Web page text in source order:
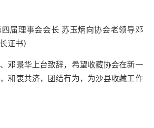
四届理事会会长 苏玉炳向协会老领导邓
证书）
邓景华上台致辞，希望收藏协会在新一
和衷共济，团结有为，为沙县收藏工作